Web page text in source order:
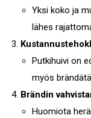
Yksi koko ja
lähes
Putkihuivi on
myös
Brändin
Huomiota